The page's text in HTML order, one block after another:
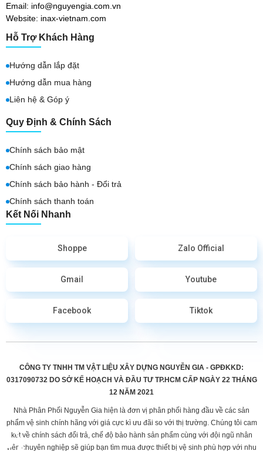
Email: info@nguyengia.com.vn
Website: inax-vietnam.com
Hỗ Trợ Khách Hàng
Hướng dẫn lắp đặt
Hướng dẫn mua hàng
Liên hệ & Góp ý
Quy Định & Chính Sách
Chính sách bảo mật
Chính sách giao hàng
Chính sách bảo hành - Đổi trả
Chính sách thanh toán
Kết Nối Nhanh
Shoppe Zalo Official
Gmail Youtube
Facebook Tiktok
CÔNG TY TNHH TM VẬT LIỆU XÂY DỰNG NGUYỄN GIA - GPĐKKD:
0317090732 DO SỞ KẾ HOẠCH VÀ ĐẦU TƯ TP.HCM CẤPNGÀY 22 THÁNG
12 NĂM 2021
Nhà Phân Phối Nguyễn Gia hiện là đơn vị phân phối hàng đầu về các sản
phẩm vệ sinh chính hãng với giá cực kì ưu đãi so với thị trường. Chúng tôi cam
kết về chính sách đổi trả, chế độ bảo hành sản phẩm cùng với đội ngũ nhân
viên chuyên nghiệp sẽ giúp bạn tìm mua được thiết bị vệ sinh phù hợp với nhu